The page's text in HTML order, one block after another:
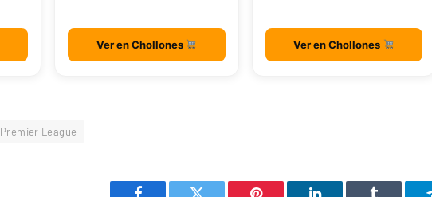
Ver en Chollones Ver en Chollones
Premier League